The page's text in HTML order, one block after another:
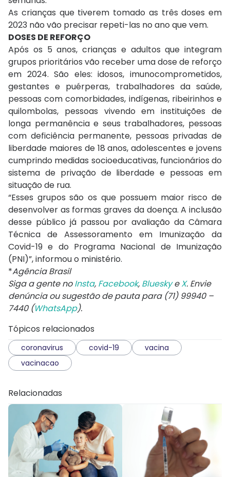
As crianças que tiverem tomado as três doses em
2023 não vão precisar repeti-las no ano que vem.
DOSES DE REFORÇO
Após os 5 anos, crianças e adultos que integram
grupos prioritários vão receber uma dose de reforço
em 2024. São eles: idosos, imunocomprometidos,
gestantes e puérperas, trabalhadores da saúde,
pessoas com comorbidades, indígenas, ribeirinhos e
quilombolas, pessoas vivendo em instituições de
longa permanência e seus trabalhadores, pessoas
com deficiência permanente, pessoas privadas de
liberdade maiores de 18 anos, adolescentes e jovens
cumprindo medidas socioeducativas, funcionários do
sistema de privação de liberdade e pessoas em
situação de rua.
“Esses grupos são os que possuem maior risco de
desenvolver as formas graves da doença. A inclusão
desse público já passou por avaliação da Câmara
Técnica de Assessoramento em Imunização da
Covid-19 e do Programa Nacional de Imunização
(PNI)”, informou o ministério.
*Agência Brasil
Siga a gente noInsta, Facebook, BlueskyeX. Envie
denúncia ou sugestão de pauta para (71) 99940 –
7440 (WhatsApp).
Tópicos relacionados
coronavirus covid-19
vacina
vacinacao
Relacionadas